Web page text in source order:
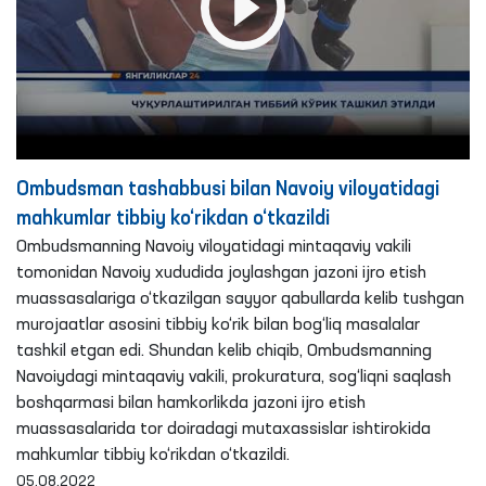
Ombudsman tashabbusi bilan Navoiy viloyatidagi
mahkumlar tibbiy ko‘rikdan o‘tkazildi
Ombudsmanning Navoiy viloyatidagi mintaqaviy vakili
tomonidan Navoiy xududida joylashgan jazoni ijro etish
muassasalariga o‘tkazilgan sayyor qabullarda kelib tushgan
murojaatlar asosini tibbiy ko‘rik bilan bog‘liq masalalar
tashkil etgan edi. Shundan kelib chiqib, Ombudsmanning
Navoiydagi mintaqaviy vakili, prokuratura, sog‘liqni saqlash
boshqarmasi bilan hamkorlikda jazoni ijro etish
muassasalarida tor doiradagi mutaxassislar ishtirokida
mahkumlar tibbiy ko‘rikdan o‘tkazildi.
05.08.2022